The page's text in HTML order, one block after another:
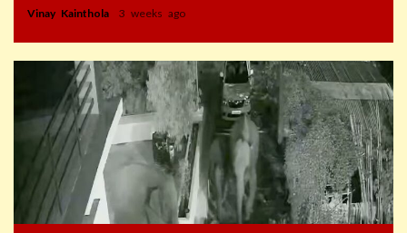
Vinay Kainthola 3 weeks ago